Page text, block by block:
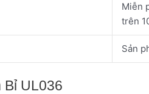
Miễn
trên
Sản
Bỉ UL036